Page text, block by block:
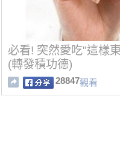
必看! 突然愛吃"這樣
(轉發積功德)
28847觀看